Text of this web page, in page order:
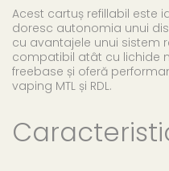
Acest cartuș refillabil este
doresc autonomia unui
cu avantajele unui sistem
compatibil atât cu lichide
freebase și oferă
vaping MTL și RDL.